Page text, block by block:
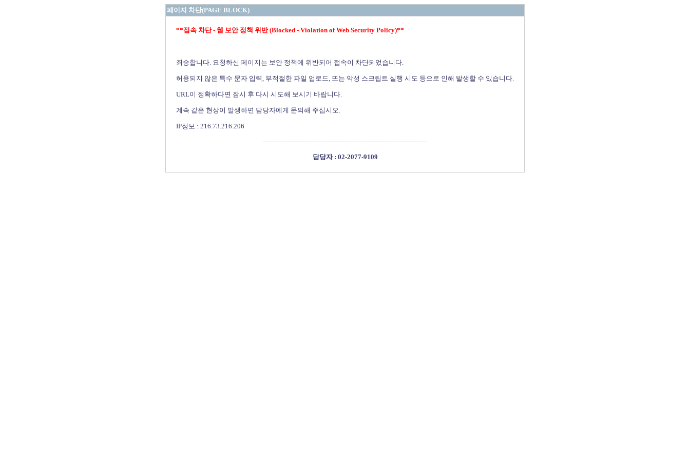
페이지 차단(PAGE BLOCK)
**접속 차단 - 웹 보안 정책 위반 (Blocked - Violation of Web Security Policy)**
죄송합니다. 요청하신 페이지는 보안 정책에 위반되어 접속이 차단되었습니다.
허용되지 않은 특수 문자 입력, 부적절한 파일 업로드, 또는 악성 스크립트 실행 시도 등으로 인해 발생할 수 있습니다.
URL이 정확하다면 잠시 후 다시 시도해 보시기 바랍니다.
계속 같은 현상이 발생하면 담당자에게 문의해 주십시오.
IP정보 : 216.73.216.206
--------------------------------------------------------------------------------
담당자 : 02-2077-9109